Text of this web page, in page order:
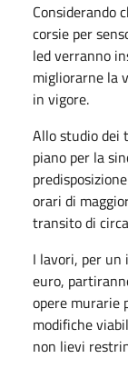
Considerando
corsie per
led verranno
migliorarne la
in vigore.
Allo studio dei
piano per la
orari di
transito di
I lavori, per un
euro,
opere murarie
modifiche
non lievi